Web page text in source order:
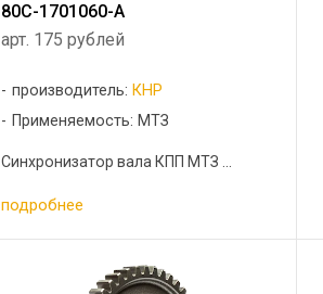
80С-1701060-А
арт. 175 рублей
производитель: КНР
Применяемость: МТЗ
Синхронизатор вала КПП МТЗ ...
подробнее